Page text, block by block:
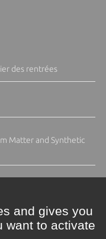
des rentrées
Matter and Synthetic
and gives you
want to activate